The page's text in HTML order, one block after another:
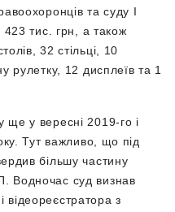
та суду І
423 тис. грн, а також
32 стільці, 10
рулетку, 12 дисплеїв та 1
ще у вересні 2019-го і
Тут важливо, що під
більшу частину
Водночас суд визнав
з